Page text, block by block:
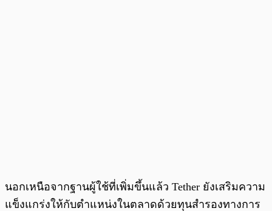
นอกเหนือจากฐานผู้ใช้ที่เพิ่มขึ้นแล้ว Tether ยังเสริมความ
แข็งแกร่งให้กับตำแหน่งในตลาดด้วยทุนสำรองทางการ